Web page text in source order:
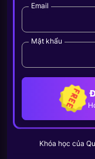
Email
Mật khẩu
Khóa học của